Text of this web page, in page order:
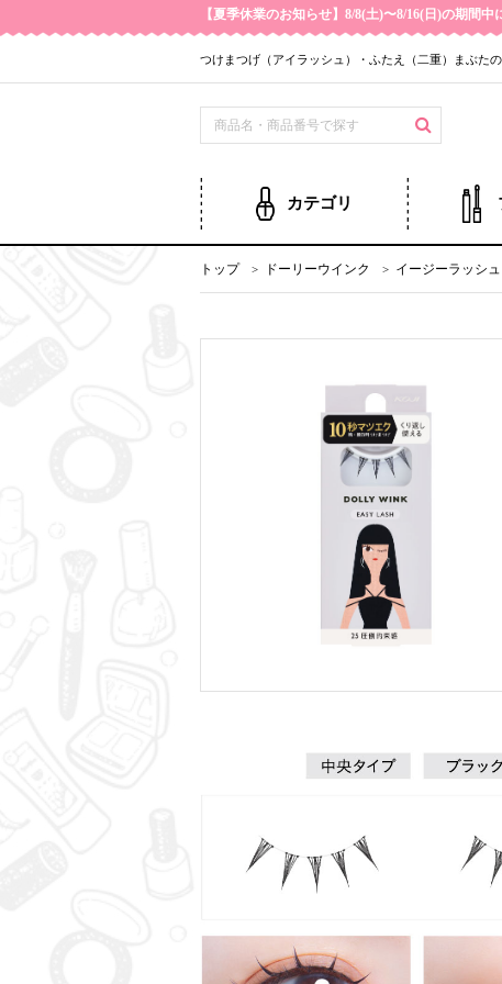
【夏季休業のお知らせ】8/8(土)〜8/16(日)の期間
つけまつげ（アイラッシュ）・ふたえ（二重）まぶた
カテゴリ
トップ ドーリーウインク イージーラッシ